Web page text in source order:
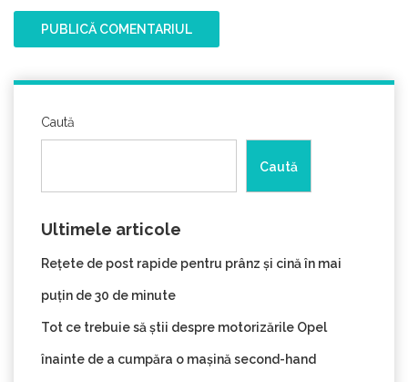
Caută
Caută
Ultimele articole
Rețete de post rapide pentru prânz și cină în mai
puțin de 30 de minute
Tot ce trebuie să știi despre motorizările Opel
înainte de a cumpăra o mașină second-hand